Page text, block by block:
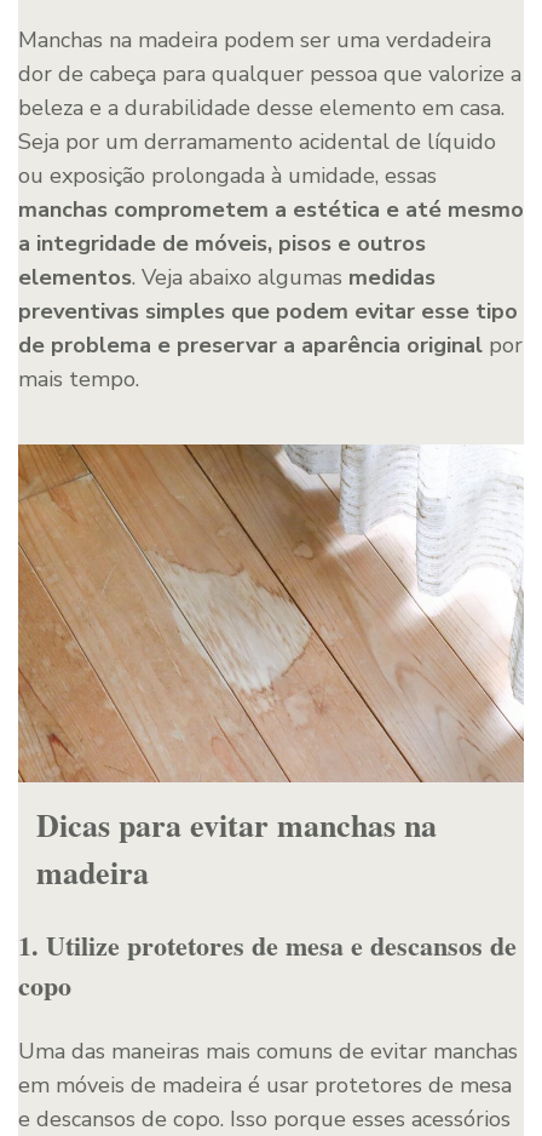
Manchas na madeira podem ser uma verdadeira
dor de cabeça para qualquer pessoa que valorize a
beleza e a durabilidade desse elemento em casa.
Seja por um derramamento acidental de líquido
ou exposição prolongada à umidade, essas
manchas comprometem a estética e até mesmo
a integridade de móveis, pisos e outros
elementos. Veja abaixo algumas medidas
preventivas simples que podem evitar esse tipo
de problema e preservar a aparência original por
mais tempo.
Dicas para evitar manchas na
madeira
1. Utilize protetores de mesa e descansos de
copo
Uma das maneiras mais comuns de evitar manchas
em móveis de madeira é usar protetores de mesa
e descansos de copo. Isso porque esses acessórios